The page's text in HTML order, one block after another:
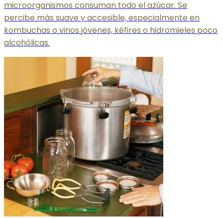
microorganismos consuman todo el azúcar. Se
percibe más suave y accesible, especialmente en
kombuchas o vinos jóvenes, kéfires o hidromieles poco
alcohólicas.